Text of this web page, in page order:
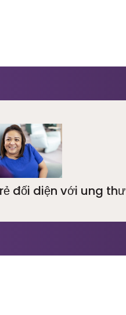
đối diện với ung thư